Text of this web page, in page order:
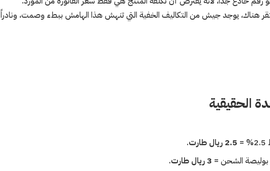
هناك، يوجد جيش من التكاليف الخفية التي تنهش هذا الهامش ببطء وصمت، ونادراً
الحقيقية
2.5 ريال طارت
.
بوليصة الشحن = 3 ريال طارت
.